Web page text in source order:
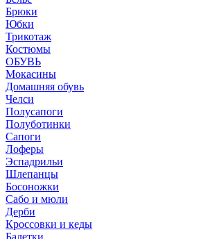
Брюки
Юбки
Трикотаж
Костюмы
ОБУВЬ
Мокасины
Домашняя обувь
Челси
Полусапоги
Полуботинки
Сапоги
Лоферы
Эспадрильи
Шлепанцы
Босоножки
Сабо и мюли
Дерби
Кроссовки и кеды
Балетки